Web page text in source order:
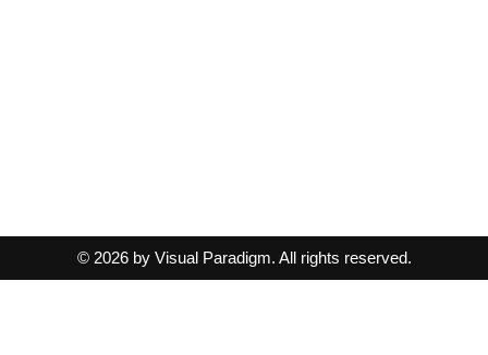
© 2026 by Visual Paradigm. All rights reserved.